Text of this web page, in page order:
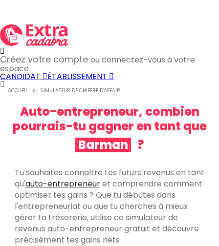
Créez votre compte ou connectez-vous à votre
espace
CANDIDAT ÉTABLISSEMENT
ACCUEIL SIMULATEUR DE CHIFFRE D'AFFAIR...
Auto-entrepreneur, combien
pourrais-tu gagner en tant que
Chef de rang
Serveur ?
Barman ?
Runner ?
Tu souhaites connaître tes futurs revenus en tant
qu'auto-entrepreneuret comprendre comment
optimiser tes gains ? Que tu débutes dans
l'entrepreneuriat ou que tu cherches à mieux
gérer ta trésorerie, utilise ce simulateur de
revenus auto-entrepreneur gratuit et découvre
précisément tes gains nets